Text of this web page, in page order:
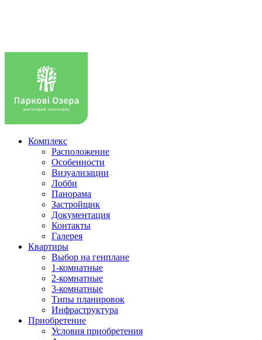
Комплекс
Расположение
Особенности
Визуализации
Лобби
Панорама
Застройщик
Документация
Контакты
Галерея
Квартиры
Выбор на генплане
1-комнатные
2-комнатные
3-комнатные
Типы планировок
Инфраструктура
Приобретение
Условия приобретения